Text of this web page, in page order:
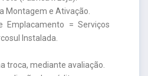
Montagem e Ativação.
Emplacamento = Serviços
Instalada.
troca, mediante avaliação.